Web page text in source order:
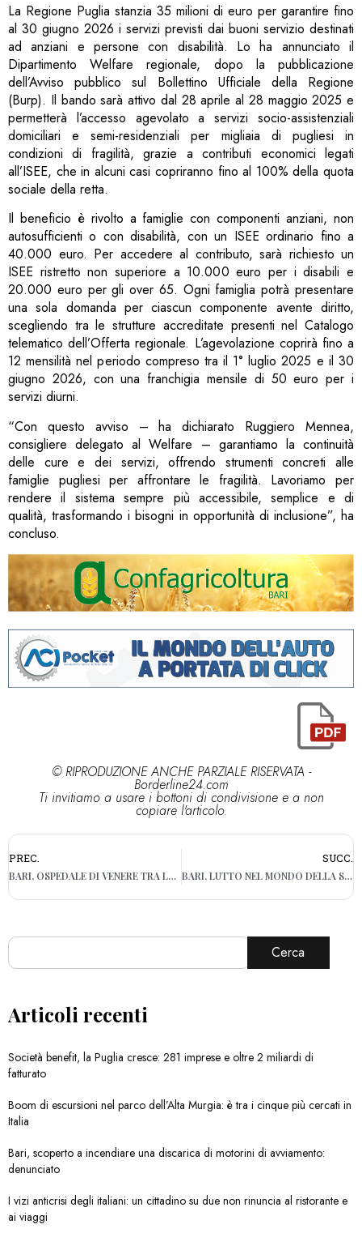
La Regione Puglia stanzia 35 milioni di euro per garantire fino
al 30 giugno 2026 i servizi previsti dai buoni servizio destinati
ad anziani e persone con disabilità. Lo ha annunciato il
Dipartimento Welfare regionale, dopo la pubblicazione
dell’Avviso pubblico sul Bollettino Ufficiale della Regione
(Burp). Il bando sarà attivo dal 28 aprile al 28 maggio 2025 e
permetterà l’accesso agevolato a servizi socio-assistenziali
domiciliari e semi-residenziali per migliaia di pugliesi in
condizioni di fragilità, grazie a contributi economici legati
all’ISEE, che in alcuni casi copriranno fino al 100% della quota
sociale della retta.
Il beneficio è rivolto a famiglie con componenti anziani, non
autosufficienti o con disabilità, con un ISEE ordinario fino a
40.000 euro. Per accedere al contributo, sarà richiesto un
ISEE ristretto non superiore a 10.000 euro per i disabili e
20.000 euro per gli over 65. Ogni famiglia potrà presentare
una sola domanda per ciascun componente avente diritto,
scegliendo tra le strutture accreditate presenti nel Catalogo
telematico dell’Offerta regionale. L’agevolazione coprirà fino a
12 mensilità nel periodo compreso tra il 1° luglio 2025 e il 30
giugno 2026, con una franchigia mensile di 50 euro per i
servizi diurni.
“Con questo avviso – ha dichiarato Ruggiero Mennea,
consigliere delegato al Welfare – garantiamo la continuità
delle cure e dei servizi, offrendo strumenti concreti alle
famiglie pugliesi per affrontare le fragilità. Lavoriamo per
rendere il sistema sempre più accessibile, semplice e di
qualità, trasformando i bisogni in opportunità di inclusione”, ha
concluso.
© RIPRODUZIONE ANCHE PARZIALE RISERVATA -
Borderline24.com
Ti invitiamo a usare i bottoni di condivisione e a non
copiare l'articolo.
PREC.
BARI, OSPEDALE DI VENERE TRA LE ECCELLENZE PER SCREENING COLON-RETTO
SUCC.
BARI, LUTTO NEL MONDO DELLA SANITÀ: ADDIO A VINCENZO POMO
Cerca
Articoli recenti
Società benefit, la Puglia cresce: 281 imprese e oltre 2 miliardi di
fatturato
Boom di escursioni nel parco dell’Alta Murgia: è tra i cinque più cercati in
Italia
Bari, scoperto a incendiare una discarica di motorini di avviamento:
denunciato
I vizi anticrisi degli italiani: un cittadino su due non rinuncia al ristorante e
ai viaggi